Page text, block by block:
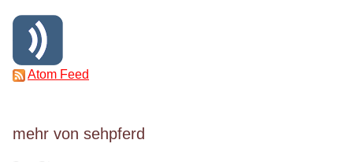
Atom Feed
mehr von sehpferd